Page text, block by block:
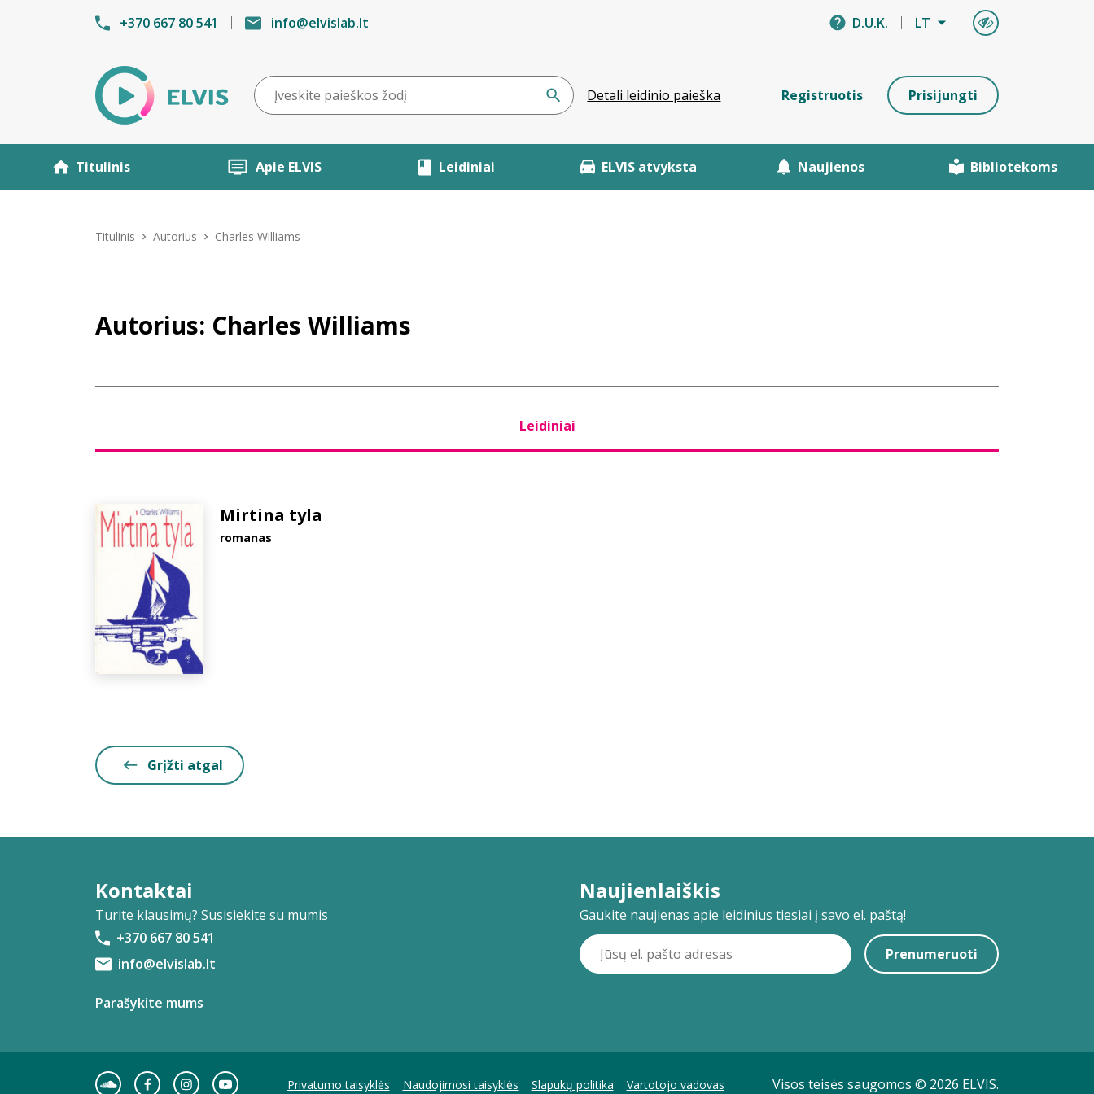
+370 667 80 541 info@elvislab.lt D.U.K. LT
Detali leidinio paieška Registruotis Prisijungti
Titulinis Apie ELVIS Leidiniai ELVIS atvyksta Naujienos Bibliotekoms
Titulinis Autorius Charles Williams
Autorius: Charles Williams
Leidiniai
Mirtina tyla
romanas
Grįžti atgal
Kontaktai
Turite klausimų? Susisiekite su mumis
+370 667 80 541
info@elvislab.lt
Parašykite mums
Naujienlaiškis
Gaukite naujienas apie leidinius tiesiai į savo el. paštą!
Prenumeruoti
Visos teisės saugomos © 2026 ELVIS.
Privatumo taisyklės Naudojimosi taisyklės Slapukų politika Vartotojo vadovas